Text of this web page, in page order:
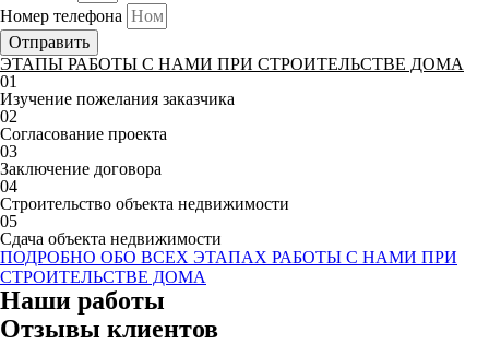
Номер телефона
Отправить
ЭТАПЫ РАБОТЫ С НАМИ ПРИ СТРОИТЕЛЬСТВЕ ДОМА
01
Изучение пожелания заказчика
02
Согласование проекта
03
Заключение договора
04
Строительство объекта недвижимости
05
Сдача объекта недвижимости
ПОДРОБНО ОБО ВСЕХ ЭТАПАХ РАБОТЫ С НАМИ ПРИ
СТРОИТЕЛЬСТВЕ ДОМА
Наши работы
Отзывы клиентов